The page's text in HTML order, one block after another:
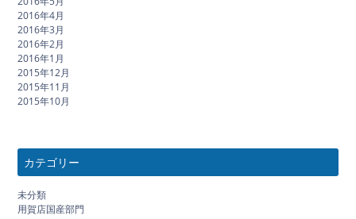
2016年4月
2016年3月
2016年2月
2016年1月
2015年12月
2015年11月
2015年10月
カテゴリー
未分類
用賀店国産部門